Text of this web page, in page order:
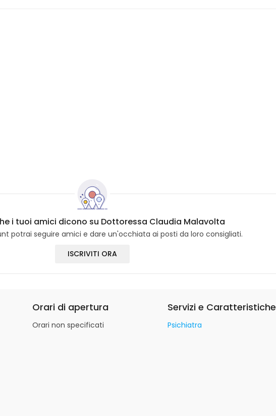
i tuoi amici dicono su Dottoressa Claudia Malavolta
potrai seguire amici e dare un'occhiata ai posti da loro consigliati.
ISCRIVITI ORA
Orari di apertura
Orari non specificati
Servizi e Caratteristiche
Psichiatra